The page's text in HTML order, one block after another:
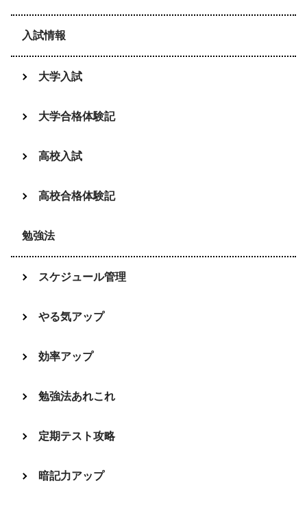
入試情報
大学入試
大学合格体験記
高校入試
高校合格体験記
勉強法
スケジュール管理
やる気アップ
効率アップ
勉強法あれこれ
定期テスト攻略
暗記力アップ